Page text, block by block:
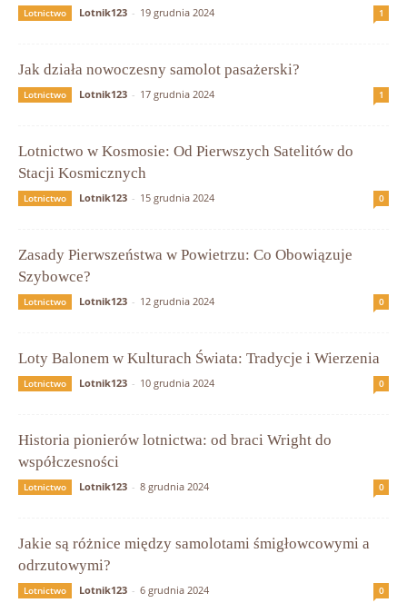
Lotnictwo Lotnik123 - 19 grudnia 2024 1
Jak działa nowoczesny samolot pasażerski?
Lotnictwo Lotnik123 - 17 grudnia 2024 1
Lotnictwo w Kosmosie: Od Pierwszych Satelitów do
Stacji Kosmicznych
Lotnictwo Lotnik123 - 15 grudnia 2024 0
Zasady Pierwszeństwa w Powietrzu: Co Obowiązuje
Szybowce?
Lotnictwo Lotnik123 - 12 grudnia 2024 0
Loty Balonem w Kulturach Świata: Tradycje i Wierzenia
Lotnictwo Lotnik123 - 10 grudnia 2024 0
Historia pionierów lotnictwa: od braci Wright do
współczesności
Lotnictwo Lotnik123 - 8 grudnia 2024 0
Jakie są różnice między samolotami śmigłowcowymi a
odrzutowymi?
Lotnictwo Lotnik123 - 6 grudnia 2024 0